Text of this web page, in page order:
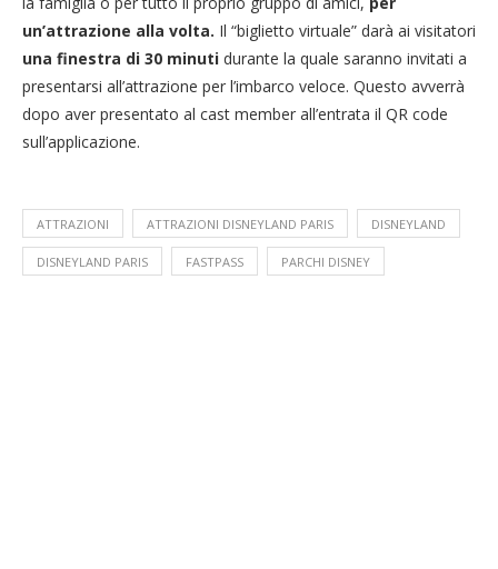
un’attrazione alla volta. Il “biglietto virtuale” darà ai visitatori
una finestra di 30 minuti durante la quale saranno invitati a
presentarsi all’attrazione per l’imbarco veloce. Questo avverrà
dopo aver presentato al cast member all’entrata il QR code
sull’applicazione.
ATTRAZIONI ATTRAZIONI DISNEYLAND PARIS DISNEYLAND
DISNEYLAND PARIS FASTPASS PARCHI DISNEY